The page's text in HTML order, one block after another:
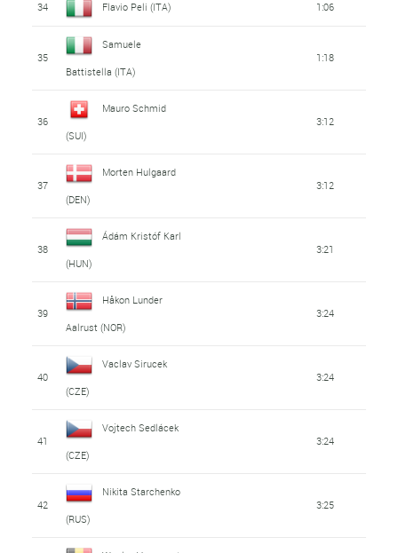
34 Flavio Peli (ITA) 1:06
35
Samuele
Battistella (ITA)
1:18
36
Mauro Schmid
(SUI)
3:12
37
Morten Hulgaard
(DEN)
3:12
38
Ádám Kristóf Karl
(HUN)
3:21
39
Håkon Lunder
Aalrust (NOR)
3:24
40
Vaclav Sirucek
(CZE)
3:24
41
Vojtech Sedlácek
(CZE)
3:24
42
Nikita Starchenko
(RUS)
3:25